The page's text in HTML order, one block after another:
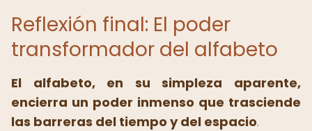
Reflexión final: El poder
transformador del alfabeto
El alfabeto, en su simpleza aparente,
encierra un poder inmenso que trasciende
las barreras del tiempo y del espacio.